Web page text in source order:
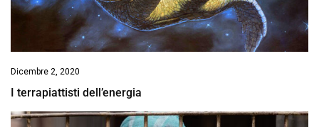
Dicembre 2, 2020
I terrapiattisti dell’energia